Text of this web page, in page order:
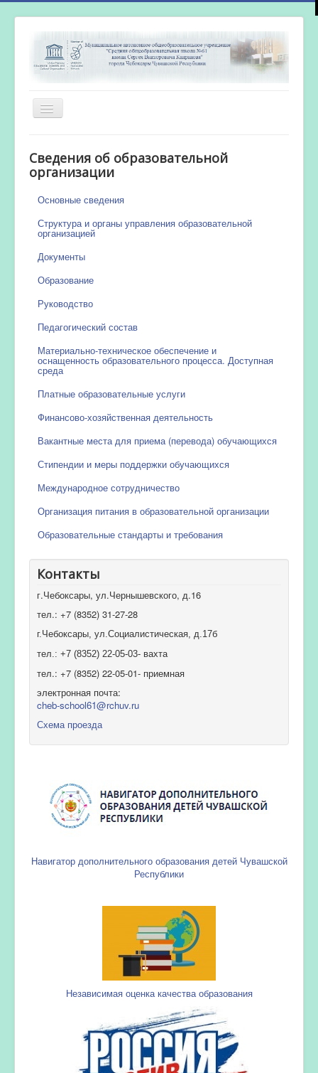
Включить/
выключить
Новости
Сведения об образовательной
организации
Основные сведения
Структура и органы управления образовательной
организацией
Документы
Образование
Руководство
Педагогический состав
Материально-техническое обеспечение и
оснащенность образовательного процесса. Доступная
среда
Платные образовательные услуги
Финансово-хозяйственная деятельность
Вакантные места для приема (перевода) обучающихся
Стипендии и меры поддержки обучающихся
Международное сотрудничество
Организация питания в образовательной организации
Образовательные стандарты и требования
Контакты
г.Чебоксары, ул.Чернышевского, д.16
тел.: +7 (8352) 31-27-28
г.Чебоксары, ул.Социалистическая, д.17б
тел.: +7 (8352) 22-05-03- вахта
тел.: +7 (8352) 22-05-01- приемная
электронная почта:
cheb-school61@rchuv.ru
Схема проезда
Навигатор дополнительного образования детей Чувашской
Республики
Независимая оценка качества образования